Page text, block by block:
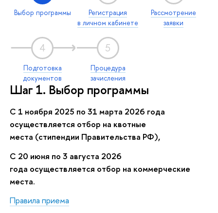
Выбор программы
Регистрация
в личном кабинете
Рассмотрение
заявки
4
Подготовка
документов
5
Процедура
зачисления
Шаг 1. Выбор программы
С 1 ноября 2025 по 31 марта 2026 года
осуществляется отбор на квотные
места (стипендии Правительства РФ),
С 20 июня по 3 августа 2026
года осуществляется отбор на коммерческие
места.
Правила приема